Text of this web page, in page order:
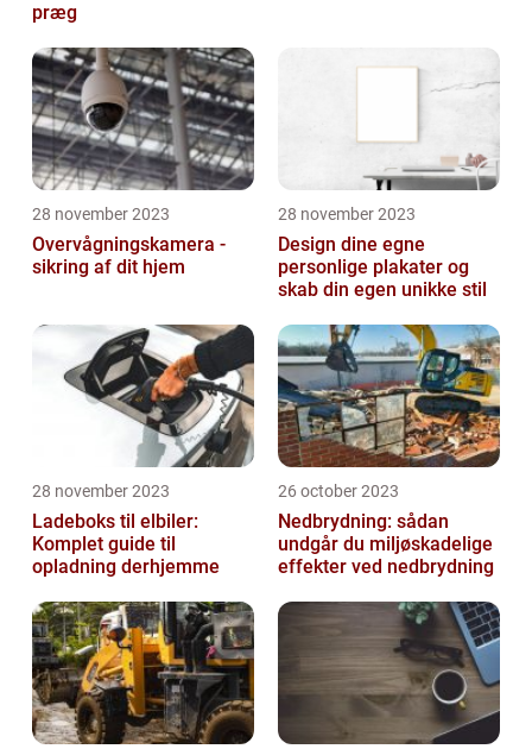
præg
28 november 2023
Overvågningskamera -
sikring af dit hjem
28 november 2023
Design dine egne
personlige plakater og
skab din egen unikke stil
28 november 2023
Ladeboks til elbiler:
Komplet guide til
opladning derhjemme
26 october 2023
Nedbrydning: sådan
undgår du miljøskadelige
effekter ved nedbrydning